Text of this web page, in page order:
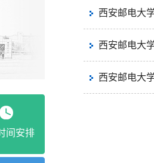
间安排
西安邮电大
西安邮电大
西安邮电大